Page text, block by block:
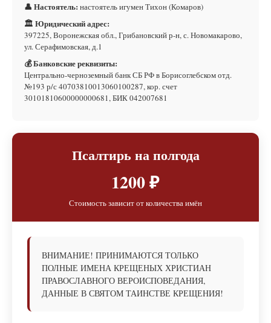
👤 Настоятель: настоятель игумен Тихон (Комаров)
🏛 Юридический адрес:
397225, Воронежская обл., Грибановский р-н, с. Новомакарово,
ул. Серафимовская, д.1
💰 Банковские реквизиты:
Центрально-черноземный банк СБ РФ в Борисоглебском отд.
№193 р/с 40703810013060100287, кор. счет
30101810600000000681, БИК 042007681
Псалтирь на полгода
1200 ₽
Стоимость зависит от количества имён
ВНИМАНИЕ! ПРИНИМАЮТСЯ ТОЛЬКО
ПОЛНЫЕ ИМЕНА КРЕЩЕНЫХ ХРИСТИАН
ПРАВОСЛАВНОГО ВЕРОИСПОВЕДАНИЯ,
ДАННЫЕ В СВЯТОМ ТАИНСТВЕ КРЕЩЕНИЯ!